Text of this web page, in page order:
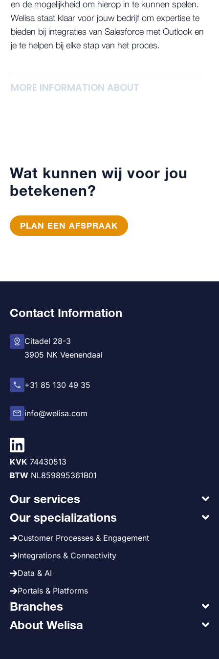
en de mogelijkheid om hierop in te kunnen spelen.
Welisa staat klaar voor jouw bedrijf om expertise te
bieden bij integraties van Salesforce met Outlook en
je te helpen bij elke stap van het proces.
MORE INFORMATION ABOUT
Wat kunnen wij voor jou
betekenen?
PLAN EEN AFSPRAAK
Contact Information
Citadel 28-3
3905 NK Veenendaal
+31 85 130 49 35
info@welisa.com
KVK 74430513
BTW NL859895361B01
Our services
Our specializations
Customer Processes & Engagement
Integrations & Connectivity
Data & AI
Portals & Platforms
Branches
About Welisa